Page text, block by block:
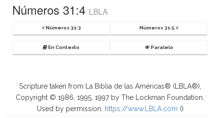
Números 31:4 LBLA
Números 31:3 Números 31:5
En Contexto Paralelo
Scripture taken from La Biblia de las Américas® (LBLA®),
Copyright © 1986, 1995, 1997 by The Lockman Foundation.
Used by permission.
https://www.LBLA.com ()